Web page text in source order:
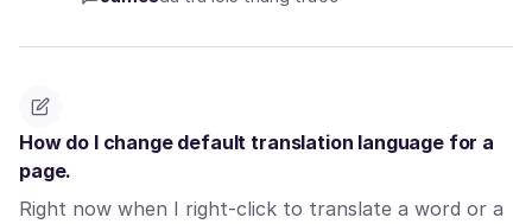
How do I change default translation language for a
page.
Right now when I right-click to translate a word or a